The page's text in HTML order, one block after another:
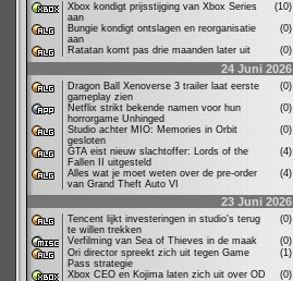
Xbox kondigt prijsstijging van Xbox Series
aan
(10)
Bungie kondigt ontslagen en reorganisatie
aan
(0)
Ratatan komt pas drie maanden later uit
(0)
24 Juni 2026
Dragon Ball Xenoverse 3 trailer laat eerste
gameplay zien
(0)
Netflix strikt bekende namen voor hun
horrorgame Unhinged
(0)
Studio achter MIO: Memories in Orbit
gesloten
(0)
GTA eist nieuw slachtoffer: Lords of the
Fallen II uitgesteld
(4)
Alles wat je moet weten over de pre-order
van Grand Theft Auto VI
(4)
23 Juni 2026
Tencent lijkt investeringen in studio's terug
te willen trekken
(0)
Verfilming van Sea of Thieves in de maak
(0)
Ori director spreekt zich uit tegen Game
Pass strategie
(1)
Xbox CEO en Kojima laten zich uit over OD
(0)